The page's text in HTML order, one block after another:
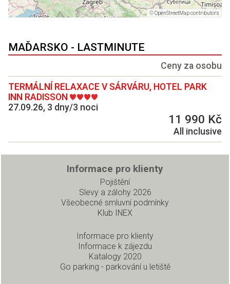
©OpenStreetMap contributors
MAĎARSKO - LASTMINUTE
Ceny za osobu
TERMÁLNÍ RELAXACE V SÁRVÁRU, HOTEL PARK
INN RADISSON
27.09.26, 3 dny/3 noci
11 990 Kč
All inclusive
Informace pro klienty
Pojištění
Slevy a zálohy 2026
Všeobecné smluvní podmínky
Klub INEX
Informace pro klienty
Informace k zájezdu
Katalogy 2020
Go parking - parkování u letiště